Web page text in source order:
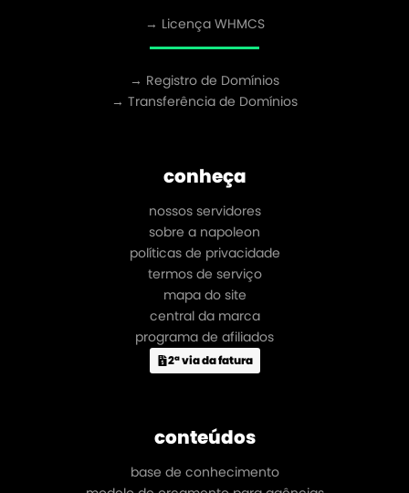
→ Licença WHMCS
→ Registro de Domínios
→ Transferência de Domínios
conheça
nossos servidores
sobre a napoleon
políticas de privacidade
termos de serviço
mapa do site
central da marca
programa de afiliados
2ª via da fatura
conteúdos
base de conhecimento